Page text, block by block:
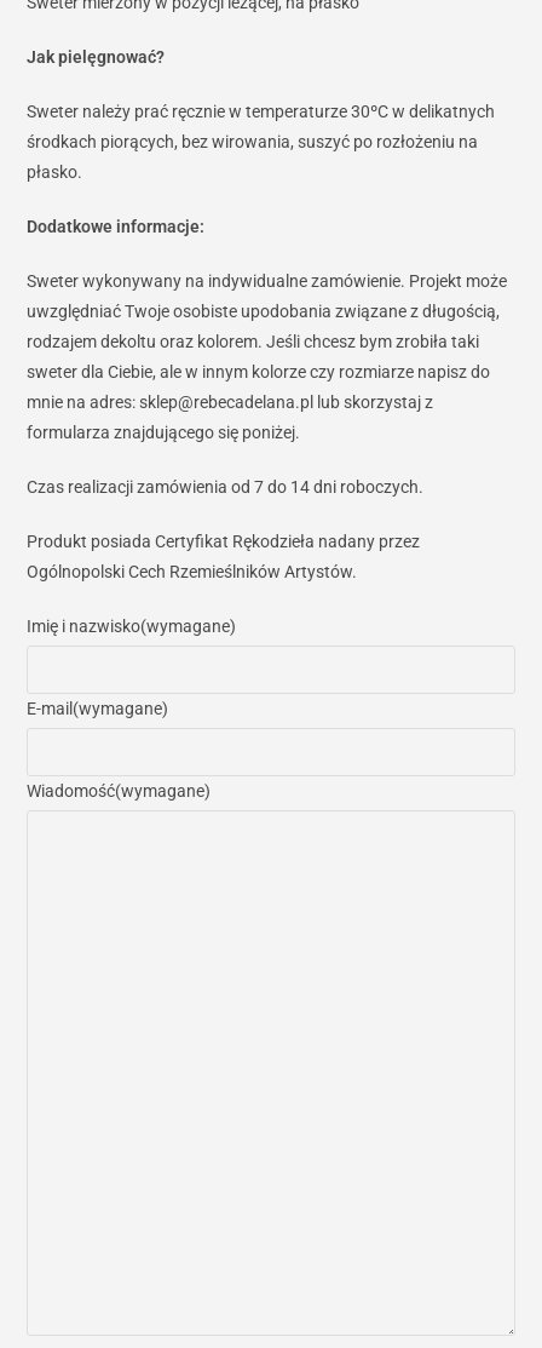
Jak pielęgnować?
Sweter należy prać ręcznie w temperaturze 30ºC w delikatnych
środkach piorących, bez wirowania, suszyć po rozłożeniu na
płasko.
Dodatkowe informacje:
Sweter wykonywany na indywidualne zamówienie. Projekt może
uwzględniać Twoje osobiste upodobania związane z długością,
rodzajem dekoltu oraz kolorem. Jeśli chcesz bym zrobiła taki
sweter dla Ciebie, ale w innym kolorze czy rozmiarze napisz do
mnie na adres: sklep@rebecadelana.pl lub skorzystaj z
formularza znajdującego się poniżej.
Czas realizacji zamówienia od 7 do 14 dni roboczych.
Produkt posiada Certyfikat Rękodzieła nadany przez
Ogólnopolski Cech Rzemieślników Artystów.
Imię i nazwisko(wymagane)
E-mail (wymagane)
Wiadomość(wymagane)